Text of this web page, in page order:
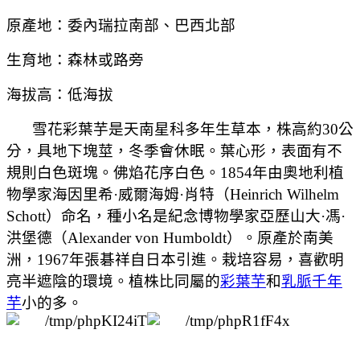
原產地：委內瑞拉南部、巴西北部
生育地：森林或路旁
海拔高：低海拔
雪花彩葉芋是天南星科多年生草本，株高約30公
分，具地下塊莖，冬季會休眠。葉心形，表面有不
規則白色斑塊。佛焰花序白色。1854年由奧地利植
物學家海因里希·威爾海姆·肖特 （Heinrich Wilhelm
Schott）命名，種小名是紀念博物學家亞歷山大·馮·
洪堡德（Alexander von Humboldt）。 原產於南美
洲，1967年張碁祥自日本引進。栽培容易，喜歡明
亮半遮陰的環境。植株比同屬的彩葉芋和乳脈千年
芋小的多。